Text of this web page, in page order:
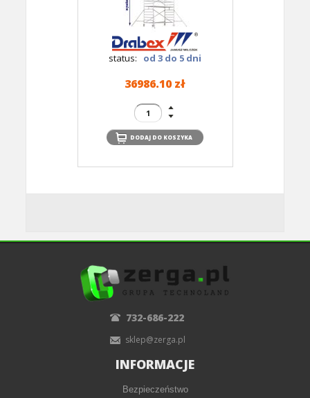
status: od 3 do 5 dni
36986.10 zł
732-686-222
sklep@zerga.pl
INFORMACJE
Bezpieczeństwo